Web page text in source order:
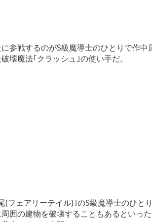
参戦するのがS級魔導士のひとりで作
壊魔法｢クラッシュ｣の使い手だ。
(フェアリーテイル)｣のS級魔導士のひ
囲の建物を破壊することもあるといっ